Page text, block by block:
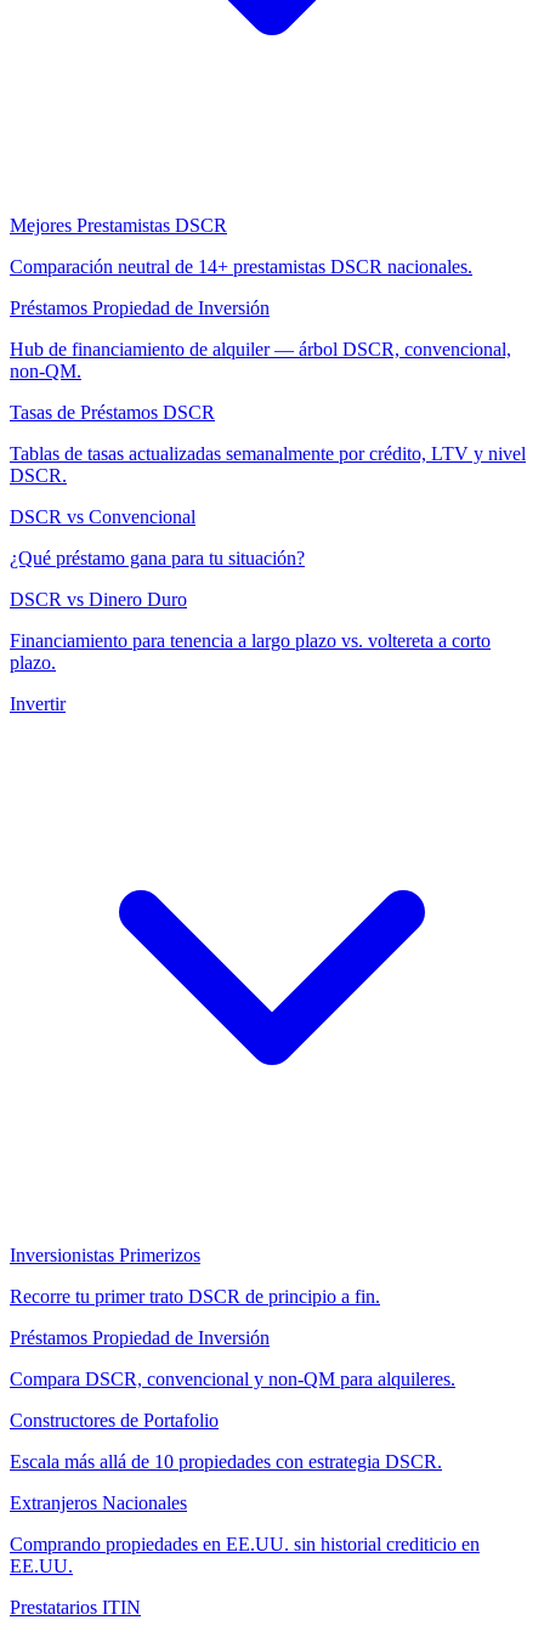
Mejores Prestamistas DSCR
Comparación neutral de 14+ prestamistas DSCR nacionales.
Préstamos Propiedad de Inversión
Hub de financiamiento de alquiler — árbol DSCR, convencional,
non-QM.
Tasas de Préstamos DSCR
Tablas de tasas actualizadas semanalmente por crédito, LTV y nivel
DSCR.
DSCR vs Convencional
¿Qué préstamo gana para tu situación?
DSCR vs Dinero Duro
Financiamiento para tenencia a largo plazo vs. voltereta a corto
plazo.
Invertir
Inversionistas Primerizos
Recorre tu primer trato DSCR de principio a fin.
Préstamos Propiedad de Inversión
Compara DSCR, convencional y non-QM para alquileres.
Constructores de Portafolio
Escala más allá de 10 propiedades con estrategia DSCR.
Extranjeros Nacionales
Comprando propiedades en EE.UU. sin historial crediticio en
EE.UU.
Prestatarios ITIN